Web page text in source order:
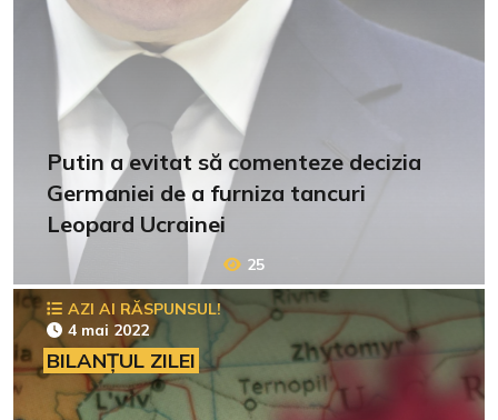
Putin a evitat să comenteze decizia
Germaniei de a furniza tancuri
Leopard Ucrainei
25
AZI AI RĂSPUNSUL!
4 mai 2022
BILANȚUL ZILEI